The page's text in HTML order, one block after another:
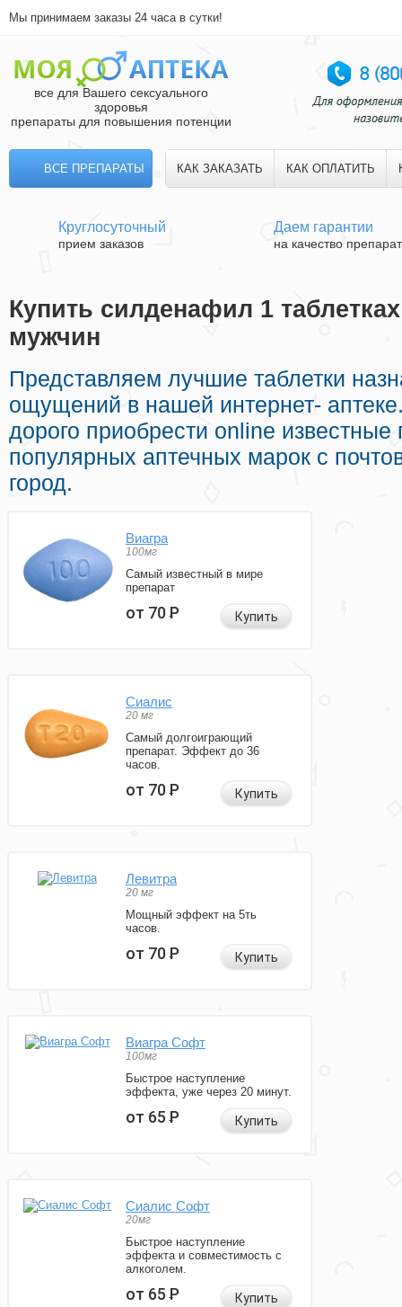
Мы принимаем заказы 24 часа в сутки!
все для Вашего сексуального
здоровья
препараты для повышения потенции
ВСЕ ПРЕПАРАТЫ КАК ЗАКАЗАТЬ КАК ОПЛАТИТЬ
Круглосуточный
прием заказов
Даем гарантии
на качество
Купить силденафил 1
мужчин
Представляем лучшие таблетки
ощущений в нашей интернет-
дорого приобрести online известные
популярных аптечных марок с
город.
Виагра
100мг
Самый известный в мире
препарат
от 70Р Купить
Сиалис
20 мг
Самый долгоиграющий
препарат. Эффект до 36
часов.
от 70Р Купить
Левитра
20 мг
Мощный эффект на 5ть
часов.
от 70Р Купить
Виагра Софт
100мг
Быстрое наступление
эффекта, уже через 20 минут.
от 65Р Купить
Сиалис Софт
20мг
Быстрое наступление
эффекта и совместимость с
алкоголем.
от 65Р Купить